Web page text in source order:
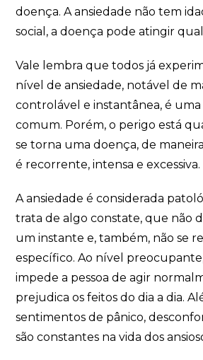
doença. A ansiedade não tem
social, a doença pode atingir
Vale lembra que todos já
nível de ansiedade, notável de
controlável e instantânea, é
comum. Porém, o perigo está
se torna uma doença, de
é recorrente, intensa e excessiva.
A ansiedade é considerada
trata de algo constate, que não
um instante e, também, não se
específico. Ao nível
impede a pessoa de agir
prejudica os feitos do dia a dia.
sentimentos de pânico,
são constantes na vida dos